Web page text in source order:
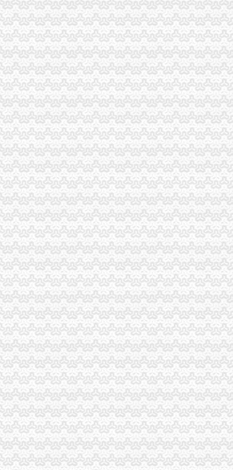
投产-市场-芜湖乐居网
产线经开区汽车产业链完善-新闻频道-华商网
合作运营模式_河北新闻网
目总投资达339亿元-市州精选-湖南在线-
展融资渠道--哈尔滨新闻网
企业达19家_湖南频道_红网
目年产值可增600亿_湖南频道_红网
验资出具验资报告财务审计报告】-郑州经
产业项目?“力动力”成为其共同点_